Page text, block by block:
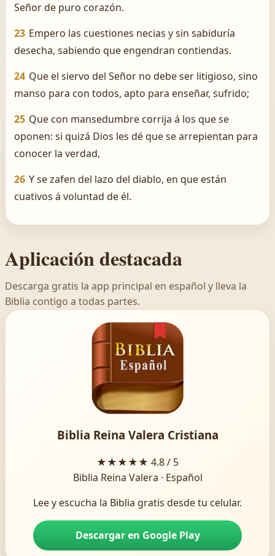
Señor de puro corazón.
23 Empero las cuestiones necias y sin sabiduría
desecha, sabiendo que engendran contiendas.
24 Que el siervo del Señor no debe ser litigioso, sino
manso para con todos, apto para enseñar, sufrido;
25 Que con mansedumbre corrija á los que se
oponen: si quizá Dios les dé que se arrepientan para
conocer la verdad,
26 Y se zafen del lazo del diablo, en que están
cuativos á voluntad de él.
Aplicación destacada
Descarga gratis la app principal en español y lleva la
Biblia contigo a todas partes.
Biblia Reina Valera Cristiana
★★★★★ 4.8 / 5
Biblia Reina Valera · Español
Lee y escucha la Biblia gratis desde tu celular.
Descargar en Google Play